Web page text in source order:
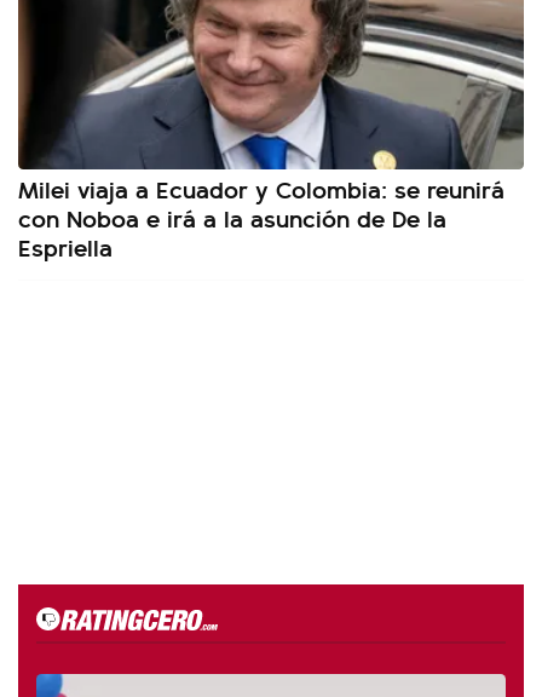
Milei viaja a Ecuador y Colombia: se reunirá
con Noboa e irá a la asunción de De la
Espriella